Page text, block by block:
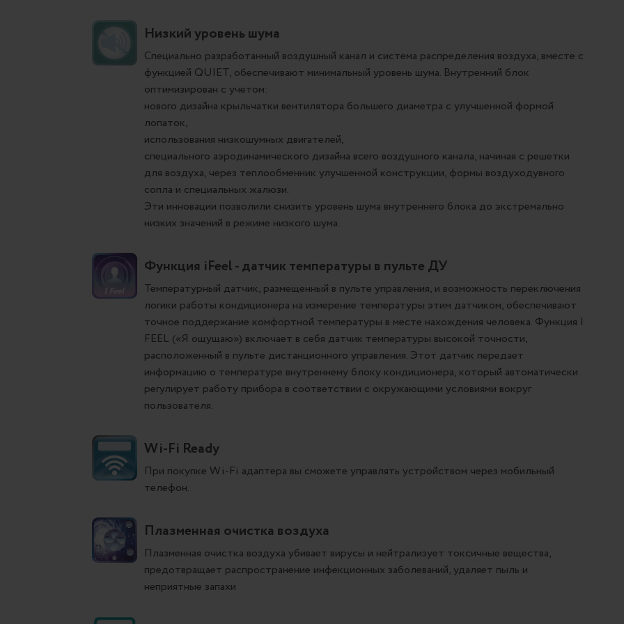
Низкий уровень шума
Специально разработанный воздушный канал и система распределения воздуха, вместе с
функцией QUIET, обеспечивают минимальный уровень шума. Внутренний блок
оптимизирован с учетом:
нового дизайна крыльчатки вентилятора большего диаметра с улучшенной формой
лопаток,
использования низкошумных двигателей,
специального аэродинамического дизайна всего воздушного канала, начиная с решетки
для воздуха, через теплообменник улучшенной конструкции, формы воздуходувного
сопла и специальных жалюзи.
Эти инновации позволили снизить уровень шума внутреннего блока до экстремально
низких значений в режиме низкого шума.
Функция iFeel - датчик температуры в пульте ДУ
Температурный датчик, размещенный в пульте управления, и возможность переключения
логики работы кондиционера на измерение температуры этим датчиком, обеспечивают
точное поддержание комфортной температуры в месте нахождения человека. Функция I
FEEL («Я ощущаю») включает в себя датчик температуры высокой точности,
расположенный в пульте дистанционного управления. Этот датчик передает
информацию о температуре внутреннему блоку кондиционера, который автоматически
регулирует работу прибора в соответствии с окружающими условиями вокруг
пользователя.
Wi-Fi Ready
При покупке Wi-Fi адаптера вы сможете управлять устройством через мобильный
телефон.
Плазменная очистка воздуха
Плазменная очистка воздуха убивает вирусы и нейтрализует токсичные вещества,
предотвращает распространение инфекционных заболеваний, удаляет пыль и
неприятные запахи